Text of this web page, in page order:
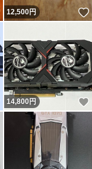
いいね！
12,500円
いいね！
14,800 円